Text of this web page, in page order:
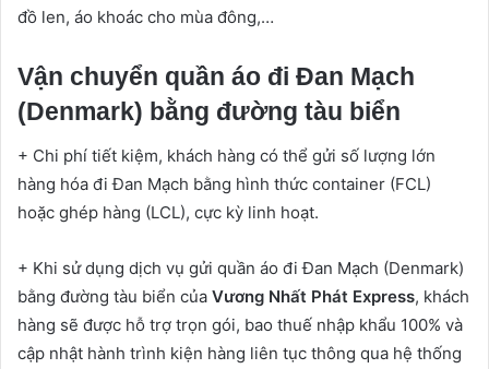
đồ len, áo khoác cho mùa đông,…
Vận chuyển quần áo đi Đan Mạch
(Denmark) bằng đường tàu biển
+ Chi phí tiết kiệm, khách hàng có thể gửi số lượng lớn
hàng hóa đi Đan Mạch bằng hình thức container (FCL)
hoặc ghép hàng (LCL), cực kỳ linh hoạt.
+ Khi sử dụng dịch vụ gửi quần áo đi Đan Mạch (Denmark)
bằng đường tàu biển của Vương Nhất Phát Express, khách
hàng sẽ được hỗ trợ trọn gói, bao thuế nhập khẩu 100% và
cập nhật hành trình kiện hàng liên tục thông qua hệ thống